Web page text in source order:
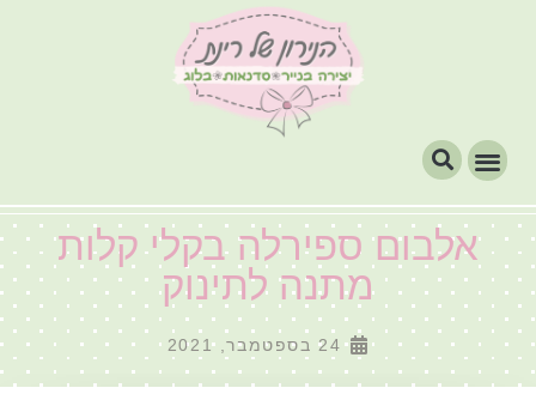
אלבום ספירלה בקלי קלות
מתנה לתינוק
24 בספטמבר, 2021